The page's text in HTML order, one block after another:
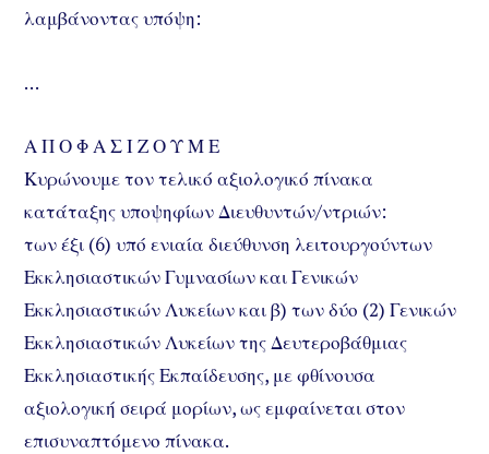
λαμβάνοντας υπόψη:
…
Α Π Ο Φ Α Σ Ι Ζ Ο Υ Μ Ε
Κυρώνουμε τον τελικό αξιολογικό πίνακα
κατάταξης υποψηφίων Διευθυντών/ντριών:
των έξι (6) υπό ενιαία διεύθυνση λειτουργούντων
Εκκλησιαστικών Γυμνασίων και Γενικών
Εκκλησιαστικών Λυκείων και β) των δύο (2) Γενικών
Εκκλησιαστικών Λυκείων της Δευτεροβάθμιας
Εκκλησιαστικής Εκπαίδευσης, με φθίνουσα
αξιολογική σειρά μορίων, ως εμφαίνεται στον
επισυναπτόμενο πίνακα.